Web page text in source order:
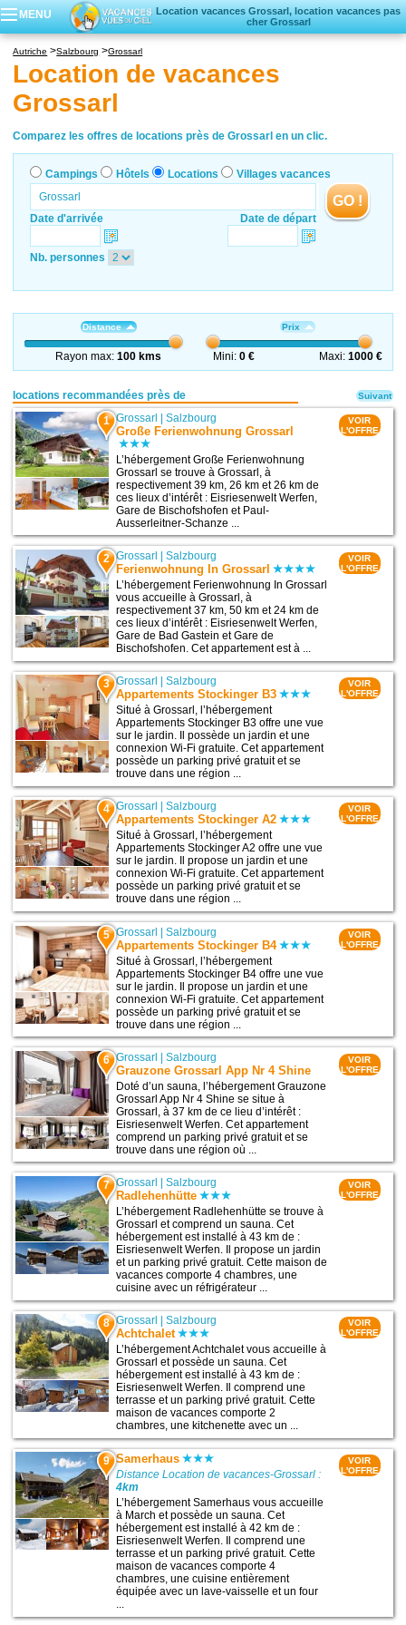
MENU
Location vacances Grossarl, location vacances pas
cher Grossarl
Locations vacances
Autriche Salzbourg Grossarl
Location de vacances
Grossarl
Comparez les offres de locations près de Grossarl en un clic.
Campings Hôtels Locations Villages vacances
Date d'arrivée Date de départ
GO !
Nb. personnes
Distance
Rayon max:100 kms
Prix
Mini:0 € Maxi: 1000 €
locations recommandées près de
1 Grossarl |Salzbourg
Große Ferienwohnung Grossarl
L’hébergement Große Ferienwohnung
Grossarl se trouve à Grossarl, à
respectivement 39 km, 26 km et 26 km de
ces lieux d’intérêt : Eisriesenwelt Werfen,
Gare de Bischofshofen et Paul-
Ausserleitner-Schanze ...
VOIR
L'OFFRE
2 Grossarl |Salzbourg
Ferienwohnung In Grossarl
L’hébergement Ferienwohnung In Grossarl
vous accueille à Grossarl, à
respectivement 37 km, 50 km et 24 km de
ces lieux d’intérêt : Eisriesenwelt Werfen,
Gare de Bad Gastein et Gare de
Bischofshofen. Cet appartement est à ...
VOIR
L'OFFRE
3 Grossarl |Salzbourg
Appartements Stockinger B3
Situé à Grossarl, l’hébergement
Appartements Stockinger B3 offre une vue
sur le jardin. Il possède un jardin et une
connexion Wi-Fi gratuite. Cet appartement
possède un parking privé gratuit et se
trouve dans une région ...
VOIR
L'OFFRE
4 Grossarl |Salzbourg
Appartements Stockinger A2
Situé à Grossarl, l’hébergement
Appartements Stockinger A2 offre une vue
sur le jardin. Il propose un jardin et une
connexion Wi-Fi gratuite. Cet appartement
possède un parking privé gratuit et se
trouve dans une région ...
VOIR
L'OFFRE
5 Grossarl |Salzbourg
Appartements Stockinger B4
Situé à Grossarl, l’hébergement
Appartements Stockinger B4 offre une vue
sur le jardin. Il propose un jardin et une
connexion Wi-Fi gratuite. Cet appartement
possède un parking privé gratuit et se
trouve dans une région ...
VOIR
L'OFFRE
6 Grossarl |Salzbourg
Grauzone Grossarl App Nr 4 Shine
Doté d’un sauna, l’hébergement Grauzone
Grossarl App Nr 4 Shine se situe à
Grossarl, à 37 km de ce lieu d’intérêt :
Eisriesenwelt Werfen. Cet appartement
comprend un parking privé gratuit et se
trouve dans une région où ...
VOIR
L'OFFRE
7 Grossarl |Salzbourg
Radlehenhütte
L’hébergement Radlehenhütte se trouve à
Grossarl et comprend un sauna. Cet
hébergement est installé à 43 km de :
Eisriesenwelt Werfen. Il propose un jardin
et un parking privé gratuit. Cette maison de
vacances comporte 4 chambres, une
cuisine avec un réfrigérateur ...
VOIR
L'OFFRE
8 Grossarl |Salzbourg
Achtchalet
L’hébergement Achtchalet vous accueille à
Grossarl et possède un sauna. Cet
hébergement est installé à 43 km de :
Eisriesenwelt Werfen. Il comprend une
terrasse et un parking privé gratuit. Cette
maison de vacances comporte 2
chambres, une kitchenette avec un ...
VOIR
L'OFFRE
9 Samerhaus
Distance Location de vacances-Grossarl :
4km
L’hébergement Samerhaus vous accueille
à March et possède un sauna. Cet
hébergement est installé à 42 km de :
Eisriesenwelt Werfen. Il comprend une
terrasse et un parking privé gratuit. Cette
maison de vacances comporte 4
chambres, une cuisine entièrement
équipée avec un lave-vaisselle et un four
...
VOIR
L'OFFRE
Suivant